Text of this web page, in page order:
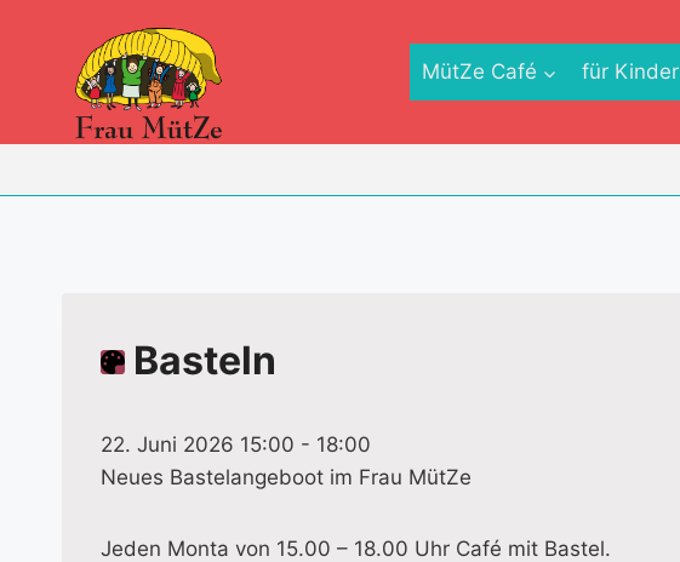
springen
MütZe Café für Kinder
Basteln
22. Juni 2026 15:00 - 18:00
Neues Bastelangeboot im Frau MütZe
Jeden Monta von 15.00 – 18.00 Uhr Café mit Bastel.